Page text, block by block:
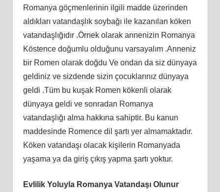
Romanya göçmenlerinin ilgili madde üzerinden
aldıkları vatandaşlık soybağı ile kazanılan köken
vatandaşlığıdır .Örnek olarak annenizin Romanya
Köstence doğumlu olduğunu varsayalım .Anneniz
bir Romen olarak doğdu Ve ondan da siz dünyaya
geldiniz ve sizdende sizin çocuklarınız dünyaya
geldi .Tüm bu kuşak Romen kökenli olarak
dünyaya geldi ve sonradan Romanya
vatandaşlığı alma hakkına sahiptir. Bu kanun
maddesinde Romence dil şartı yer almamaktadır.
Köken vatandaşı olacak kişilerin Romanyada
yaşama ya da giriş çıkış yapma şartı yoktur.
Evlilik Yoluyla Romanya Vatandaşı Olunur